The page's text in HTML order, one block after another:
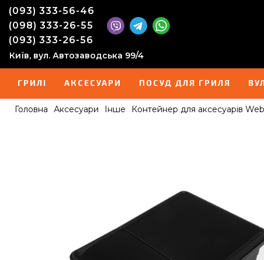
(093) 333-56-46
(098) 333-26-55
(093) 333-26-56
Київ, вул. Автозаводська 99/4
ГРИЛІ АКСЕСУАРИ ПОСУД ДЛЯ ГРИЛЯ
Головна Аксесуари Інше Контейнер для аксесуарів